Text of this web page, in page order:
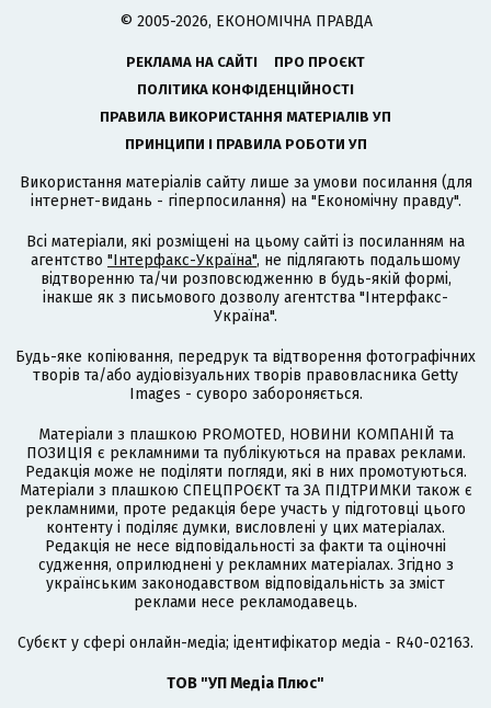
© 2005-2026, ЕКОНОМІЧНА ПРАВДА
РЕКЛАМА НА САЙТІ
ПРО ПРОЄКТ
ПОЛІТИКА КОНФІДЕНЦІЙНОСТІ
ПРАВИЛА ВИКОРИСТАННЯ МАТЕРІАЛІВ УП
ПРИНЦИПИ І ПРАВИЛА РОБОТИ УП
Використання матеріалів сайту лише за умови посилання (для
інтернет-видань - гіперпосилання) на "Економічну правду".
Всі матеріали, які розміщені на цьому сайті із посиланням на
агентство "Інтерфакс-Україна", не підлягають подальшому
відтворенню та/чи розповсюдженню в будь-якій формі,
інакше як з письмового дозволу агентства "Інтерфакс-
Україна".
Будь-яке копіювання, передрук та відтворення фотографічних
творів та/або аудіовізуальних творів правовласника Getty
Images - суворо забороняється.
Матеріали з плашкою PROMOTED, НОВИНИ КОМПАНІЙ та
ПОЗИЦІЯ є рекламними та публікуються на правах реклами.
Редакція може не поділяти погляди, які в них промотуються.
Матеріали з плашкою СПЕЦПРОЄКТ та ЗА ПІДТРИМКИ також є
рекламними, проте редакція бере участь у підготовці цього
контенту і поділяє думки, висловлені у цих матеріалах.
Редакція не несе відповідальності за факти та оціночні
судження, оприлюднені у рекламних матеріалах. Згідно з
українським законодавством відповідальність за зміст
реклами несе рекламодавець.
Cубєкт у сфері онлайн-медіа; ідентифікатор медіа - R40-02163.
ТОВ "УП Медіа Плюс"